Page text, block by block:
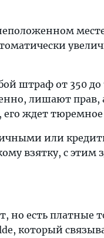
месте
штраф от 350 до
лишают прав,
ждет
или
взятку, с этим
но есть платные
который